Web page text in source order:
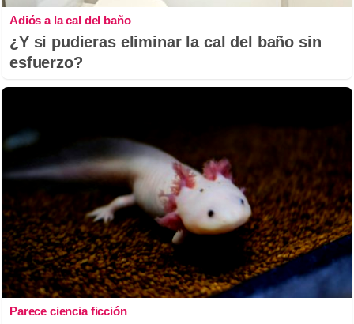
Adiós a la cal del baño
¿Y si pudieras eliminar la cal del baño sin
esfuerzo?
Parece ciencia ficción